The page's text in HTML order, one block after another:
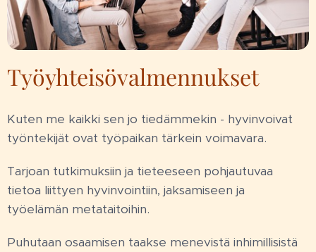
Työyhteisövalmennukset
Kuten me kaikki sen jo tiedämmekin - hyvinvoivat
työntekijät ovat työpaikan tärkein voimavara.
Tarjoan tutkimuksiin ja tieteeseen pohjautuvaa
tietoa liittyen hyvinvointiin, jaksamiseen ja
työelämän metataitoihin.
Puhutaan osaamisen taakse menevistä inhimillisistä